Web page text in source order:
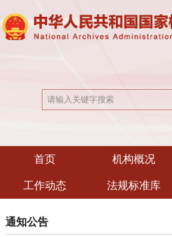
首页 机构概况
工作动态 法规标准库
通知公告